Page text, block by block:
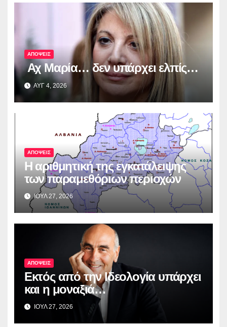
ΑΠΟΨΕΙΣ
Αχ Μαρία… δεν υπάρχει ελπίς…
ΑΥΓ 4, 2026
ΑΠΟΨΕΙΣ
Η αριθμητική της εγκατάλειψης
των παραμεθόριων περιοχών
ΙΟΥΛ 27, 2026
ΑΠΟΨΕΙΣ
Εκτός από την Ιδεολογία υπάρχει
και η μοναξιά…
ΙΟΥΛ 27, 2026